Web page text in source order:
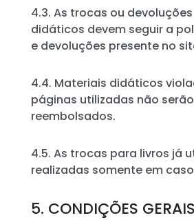
4.3. As trocas ou
didáticos devem seguir a
e devoluções presente no
4.4. Materiais didáticos
páginas utilizadas não
reembolsados.
4.5. As trocas para livros já
realizadas somente em
5. CONDIÇÕES GERAIS